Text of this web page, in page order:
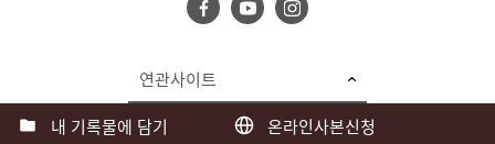
내 기록물에 담기 온라인사본신청
연관사이트